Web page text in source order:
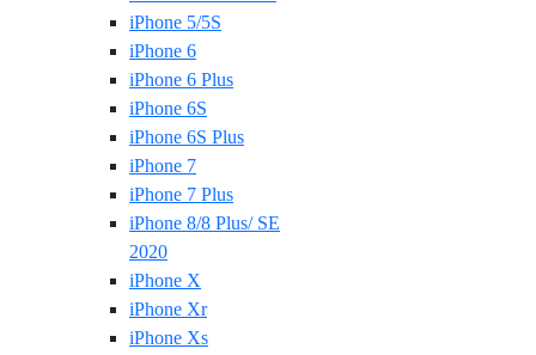
iPhone 5/5S
iPhone 6
iPhone 6 Plus
iPhone 6S
iPhone 6S Plus
iPhone 7
iPhone 7 Plus
iPhone 8/8 Plus/ SE
2020
iPhone X
iPhone Xr
iPhone Xs